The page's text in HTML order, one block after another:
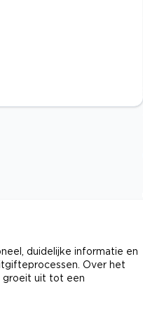
duidelijke informatie en
Over het
groeit uit tot een